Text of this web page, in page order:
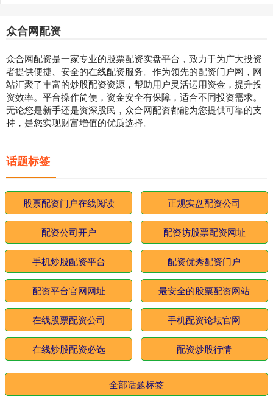
众合网配资
众合网配资是一家专业的股票配资实盘平台，致力于为广大投资
者提供便捷、安全的在线配资服务。作为领先的配资门户网，网
站汇聚了丰富的炒股配资资源，帮助用户灵活运用资金，提升投
资效率。平台操作简便，资金安全有保障，适合不同投资需求。
无论您是新手还是资深股民，众合网配资都能为您提供可靠的支
持，是您实现财富增值的优质选择。
话题标签
股票配资门户在线阅读 正规实盘配资公司
配资公司开户 配资坊股票配资网址
手机炒股配资平台 配资优秀配资门户
配资平台官网网址 最安全的股票配资网站
在线股票配资公司 手机配资论坛官网
在线炒股配资必选 配资炒股行情
全部话题标签